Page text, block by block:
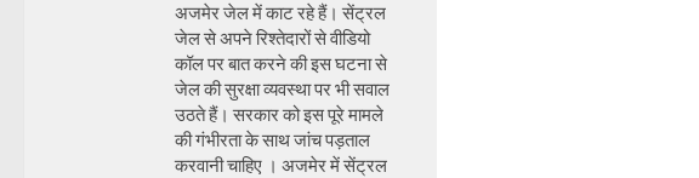
अजमेर जेल में काट रहे हैं। सेंट्रल
जेल से अपने रिश्तेदारों से वीडियो
कॉल पर बात करने की इस घटना से
जेल की सुरक्षा व्यवस्था पर भी सवाल
उठते हैं। सरकार को इस पूरे मामले
की गंभीरता के साथ जांच पड़ताल
करवानी चाहिए । अजमेर में सेंट्रल